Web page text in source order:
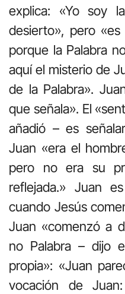
explica: «Yo soy
desierto», pero
porque la Palabra
aquí el misterio de
de la Palabra».
que señala». El
añadió – es
Juan «era el
pero no era su
reflejada.» Juan
cuando Jesús
Juan «comenzó a
no Palabra – dijo
propia»: «Juan
vocación de